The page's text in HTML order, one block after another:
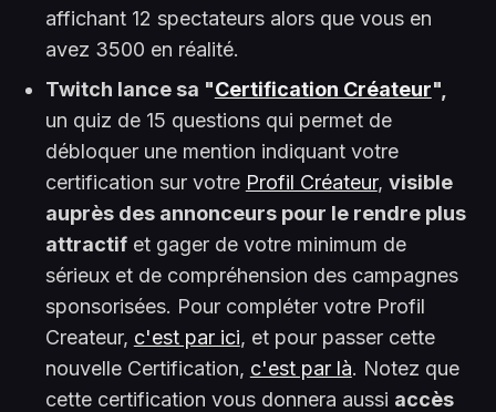
affichant 12 spectateurs alors que vous en
avez 3500 en réalité.
Twitch lance sa "Certification Créateur",
un quiz de 15 questions qui permet de
débloquer une mention indiquant votre
certification sur votre Profil Créateur, visible
auprès des annonceurs pour le rendre plus
attractifet gager de votre minimum de
sérieux et de compréhension des campagnes
sponsorisées. Pour compléter votre Profil
Createur, c'est par ici, et pour passer cette
nouvelle Certification, c'est par là. Notez que
cette certification vous donnera aussi accès